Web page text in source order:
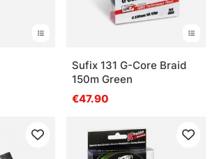
4.3 5:sta tähdestäSufix 131 G-Core Braid
150m Green
€47.90